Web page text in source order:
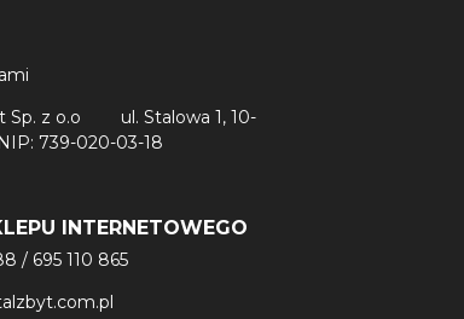
Sp. z o.o
ul. Stalowa 1, 10-
NIP: 739-020-03-18
INTERNETOWEGO
/ 695 110 865